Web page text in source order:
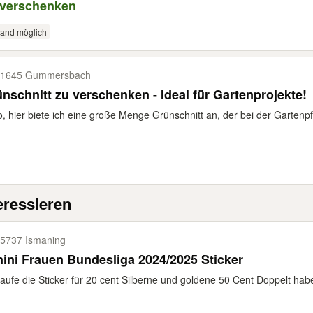
möglich
Gummersbach
zu verschenken - Ideal für Gartenprojekte!
hier biete ich eine große Menge Grünschnitt an, der bei der
Ismaning
Frauen Bundesliga 2024/2025 Sticker
die Sticker für 20 cent Silberne und goldene 50 Cent Doppelt